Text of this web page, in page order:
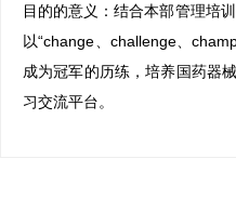
目的的意义：结合本部管理培
以“change、challenge、
成为冠军的历练，培养国药器
习交流平台。